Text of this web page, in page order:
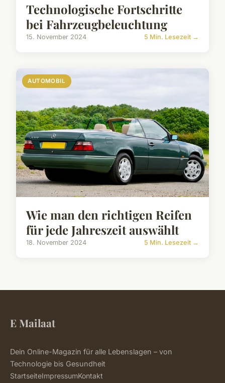
Technologische Fortschritte
bei Fahrzeugbeleuchtung
15. November 2024 5 Min. Lesezeit →
AUTOMOBIL
Wie man den richtigen Reifen
für jede Jahreszeit auswählt
18. November 2024 5 Min. Lesezeit →
E Mailaat
Dein Online-Magazin für alle Lebenslagen – von
Technologie bis Gesundheit
StartseiteImpressumKontakt